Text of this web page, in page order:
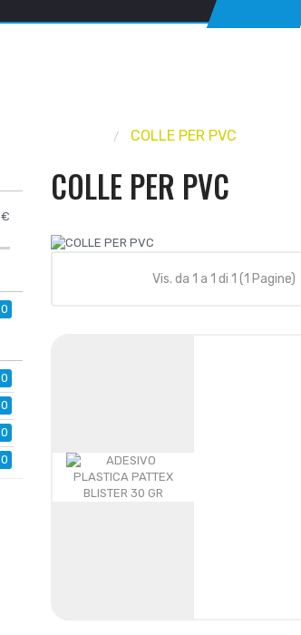
COLLE PER PVC
€
0
0
0
0
0
COLLE PER PVC
Vis. da 1 a 1 di 1 (1 Pagine)